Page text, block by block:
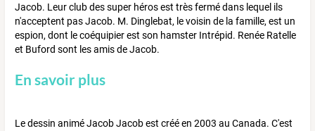
Jacob. Leur club des super héros est très fermé dans lequel ils
n'acceptent pas Jacob. M. Dinglebat, le voisin de la famille, est un
espion, dont le coéquipier est son hamster Intrépid. Renée Ratelle
et Buford sont les amis de Jacob.
En savoir plus
Le dessin animé Jacob Jacob est créé en 2003 au Canada. C'est